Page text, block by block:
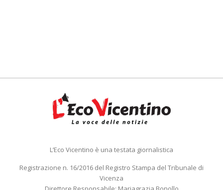
L’Eco Vicentino è una testata giornalistica
Registrazione n. 16/2016 del Registro Stampa del Tribunale di
Vicenza